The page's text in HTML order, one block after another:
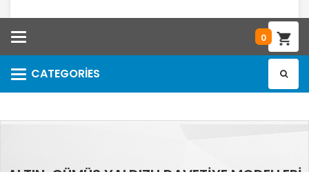
0
CATEGORIES
Categories